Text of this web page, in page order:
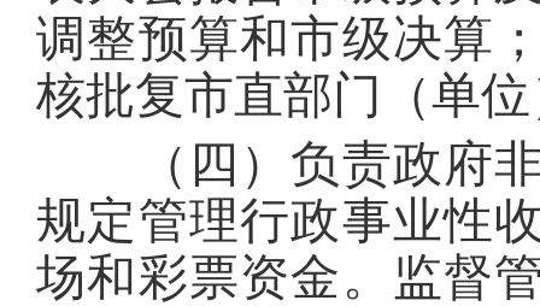
调整预算和市级决算
核批复市直部门（单
（四）负责政府非
规定管理行政事业性
场和彩票资金。监督